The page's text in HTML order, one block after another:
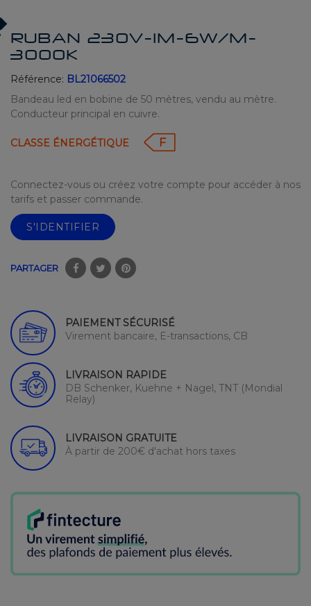
RUBAN 230V-1M-6W/M-
3000K
Référence: BL21066502
Bandeau led en bobine de 50 mètres, vendu au mètre.
Conducteur principal en cuivre.
CLASSE ÉNERGÉTIQUE F
Connectez-vous ou créez votre compte pour accéder à nos
tarifs et passer commande.
S'IDENTIFIER
PARTAGER
PAIEMENT SÉCURISÉ
Virement bancaire, E-transactions, CB
LIVRAISON RAPIDE
DB Schenker, Kuehne + Nagel, TNT (Mondial
Relay)
LIVRAISON GRATUITE
À partir de 200€ d'achat hors taxes